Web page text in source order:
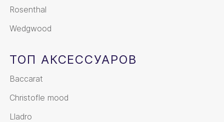
Rosenthal
Wedgwood
ТОП АКСЕССУАРОВ
Baccarat
Christofle mood
Lladro